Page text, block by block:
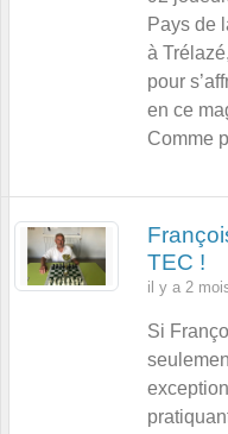
Pays de
à
pour
en ce
Comme
TEC !
il y a 2
Si